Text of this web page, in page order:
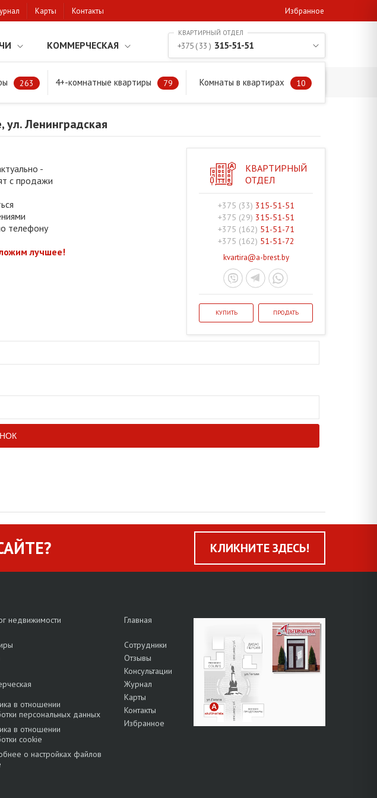
Карты Контакты Избранное
КОММЕРЧЕСКАЯ
263 4+-комнатные квартиры 79 Комнаты в квартирах 10
+375 ( 33 ) 315-51-51
Ленинградская
-
с продажи
телефону
лучшее!
КВАРТИРНЫЙ
ОТДЕЛ
+375 (33) 315-51-51
+375 (29) 315-51-51
+375 (162) 51-51-71
+375 (162) 51-51-72
kvartira@a-brest.by
КУПИТЬ ПРОДАТЬ
КЛИКНИТЕ ЗДЕСЬ!
недвижимости
в отношении
персональных данных
в отношении
cookie
о настройках файлов
Главная
Сотрудники
Отзывы
Консультации
Журнал
Карты
Контакты
Избранное